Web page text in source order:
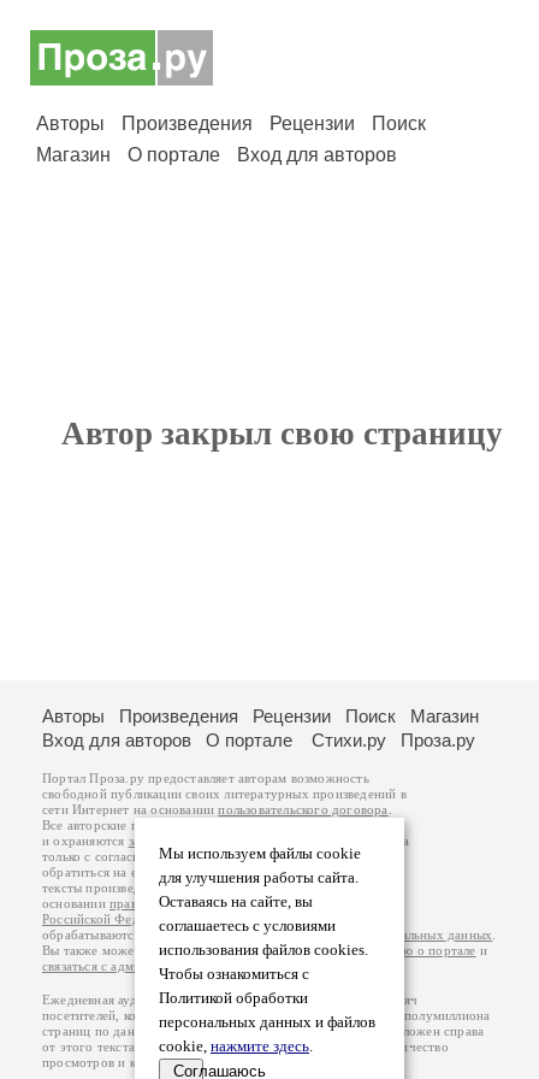
Авторы Произведения Рецензии
Поиск
Магазин
О портале Вход для авторов
Автор закрыл свою страницу
Мы используем файлы cookie
для улучшения работы сайта.
Оставаясь на сайте, вы
соглашаетесь с условиями
использования файлов cookies.
Чтобы ознакомиться с
Политикой обработки
персональных данных и файлов
cookie, нажмите здесь.
Соглашаюсь
Авторы Произведения Рецензии Поиск
Магазин
Вход для авторов
О портале Стихи.ру Проза.ру
Портал Проза.ру предоставляет авторам возможность
свободной публикации своих литературных произведений в
сети Интернет на основаниипользовательского договора
Все авторские права на произведения принадлежат авторам
и охраняются законом
. Перепечатка произведений возможна
только с согласия его автора, к которому вы можете
обратиться на его авторской странице. Ответственность за
тексты произведений авторы несут самостоятельно на
основанииправил публикацииизаконодательства
Российской Федерации
обрабатываются на основанииПолитики обработки персональных данных
Вы также можете посмотреть более подробнуюинформацию о портале и
связаться с администрацией
Ежедневная аудитория портала Проза.ру – порядка 100 тысяч
посетителей, которые в общей сумме просматривают более полумиллиона
страниц по данным счетчика посещаемости, который расположен справа
от этого текста. В каждой графе указано по две цифры: количество
просмотров и количество посетителей.